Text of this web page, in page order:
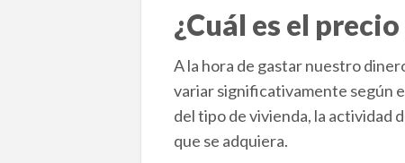
¿Cuál es el
A la hora de gastar nuestro
variar significativamente según
del tipo de vivienda, la actividad
que se adquiera.